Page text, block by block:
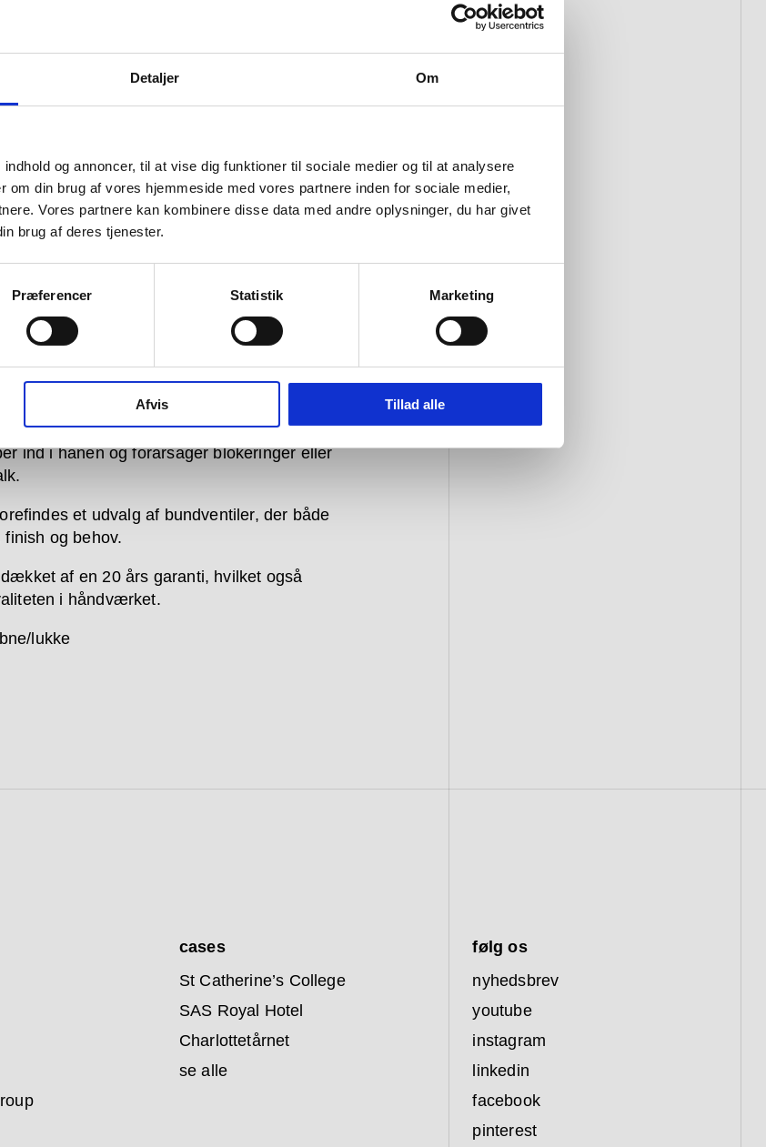
Detaljer Om
og annoncer, til at vise dig funktioner til sociale medier og til at analysere
om din brug af vores hjemmeside med vores partnere inden for sociale medier,
Vores partnere kan kombinere disse data med andre oplysninger, du har givet
brug af deres tjenester.
Præferencer Statistik Marketing
Afvis Tillad alle
linjer er perfekt
afbalanceret; hver detalje er
– fra det bæredygtige
den buede tud.
kan bygges ind i væggen eller monteres på
Ved begge løsninger bliver fornøjelsen den
bevæges i glidende bevægelser når der åbnes
temperaturen eller vandstrømmen. Ved
armaturer peger pinden på grebet nedad,
at betjene armaturet. Hertil er tuden på
i en nedadgående position, for at sikre,
ind i hanen og forårsager blokeringer eller
et udvalg af bundventiler, der både
og behov.
af en 20 års garanti, hvilket også
i håndværket.
lukke
cases
St Catherine’s College
SAS Royal Hotel
Charlottetårnet
se alle
følg os
nyhedsbrev
youtube
instagram
linkedin
facebook
pinterest